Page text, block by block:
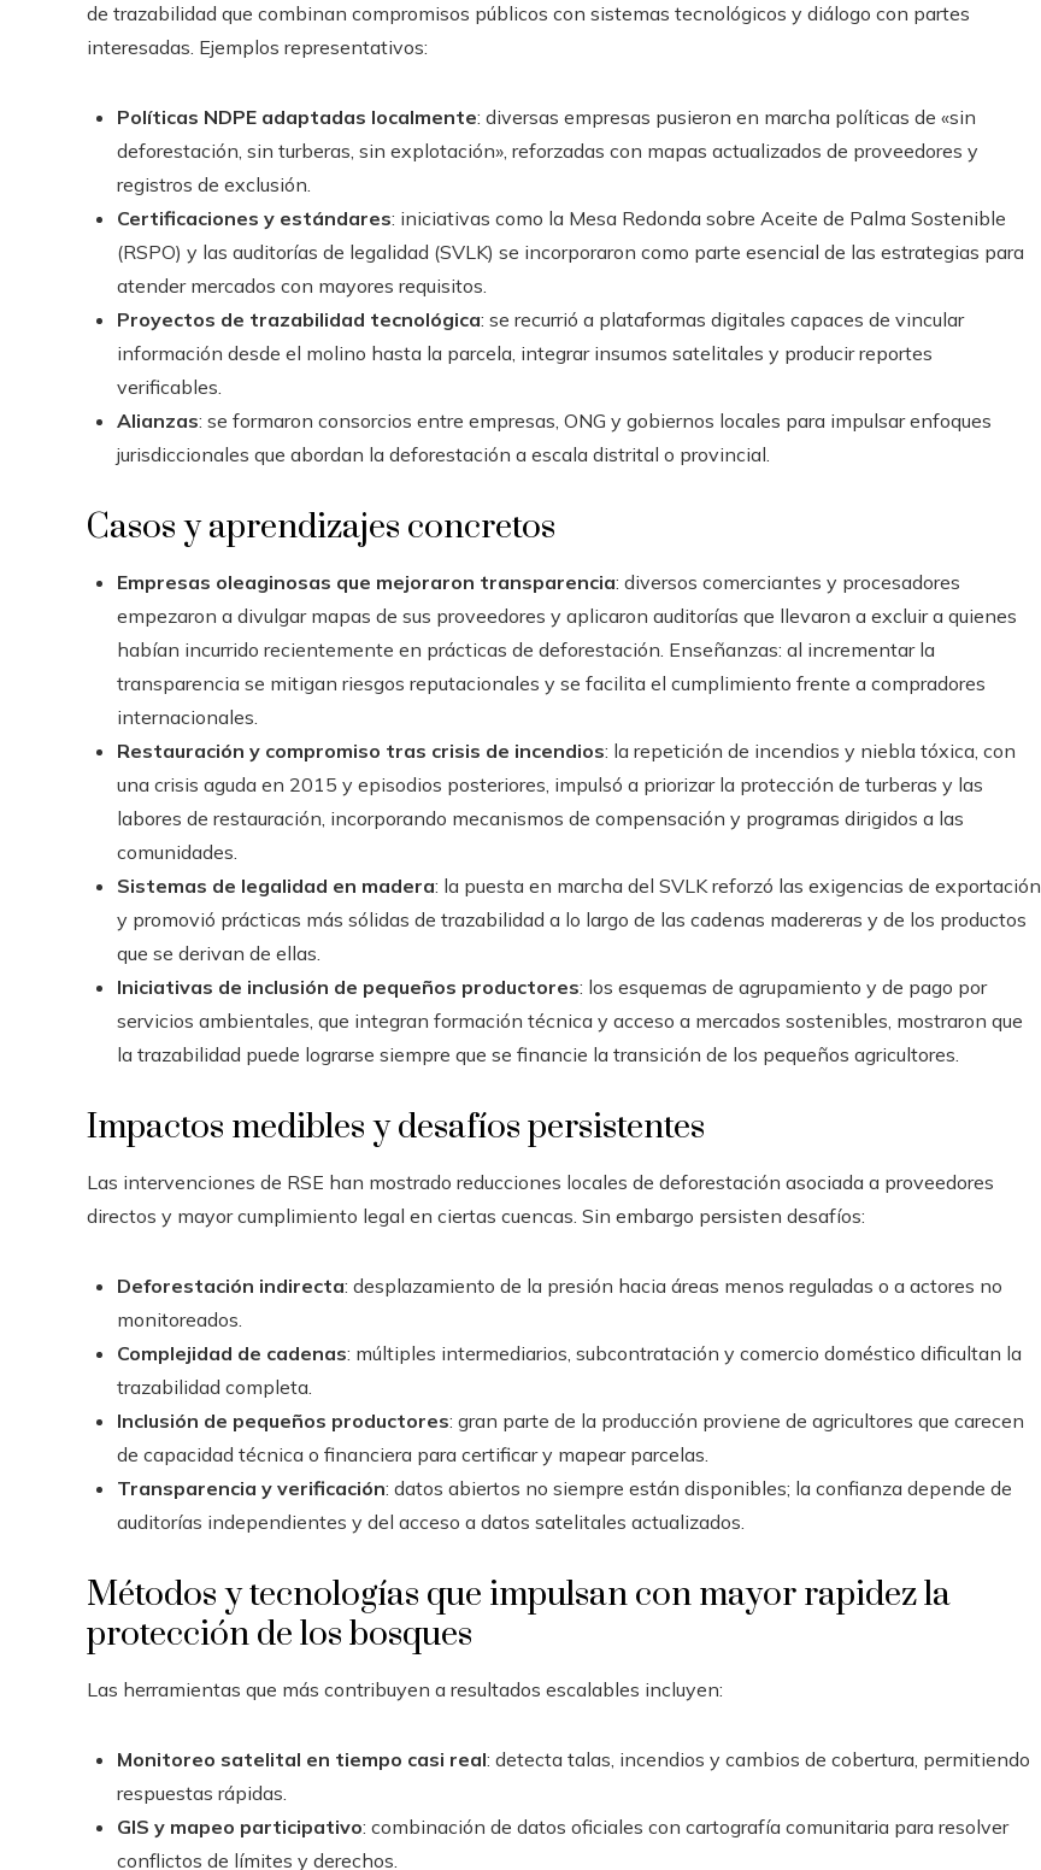
de trazabilidad que combinan compromisos públicos con sistemas tecnológicos y diálogo con partes
interesadas. Ejemplos representativos:
Políticas NDPE adaptadas localmente: diversas empresas pusieron en marcha políticas de «sin
deforestación, sin turberas, sin explotación», reforzadas con mapas actualizados de proveedores y
registros de exclusión.
Certificaciones y estándares: iniciativas como la Mesa Redonda sobre Aceite de Palma Sostenible
(RSPO) y las auditorías de legalidad (SVLK) se incorporaron como parte esencial de las estrategias para
atender mercados con mayores requisitos.
Proyectos de trazabilidad tecnológica: se recurrió a plataformas digitales capaces de vincular
información desde el molino hasta la parcela, integrar insumos satelitales y producir reportes
verificables.
Alianzas: se formaron consorcios entre empresas, ONG y gobiernos locales para impulsar enfoques
jurisdiccionales que abordan la deforestación a escala distrital o provincial.
Casos y aprendizajes concretos
Empresas oleaginosas que mejoraron transparencia: diversos comerciantes y procesadores
empezaron a divulgar mapas de sus proveedores y aplicaron auditorías que llevaron a excluir a quienes
habían incurrido recientemente en prácticas de deforestación. Enseñanzas: al incrementar la
transparencia se mitigan riesgos reputacionales y se facilita el cumplimiento frente a compradores
internacionales.
Restauración y compromiso tras crisis de incendios: la repetición de incendios y niebla tóxica, con
una crisis aguda en 2015 y episodios posteriores, impulsó a priorizar la protección de turberas y las
labores de restauración, incorporando mecanismos de compensación y programas dirigidos a las
comunidades.
Sistemas de legalidad en madera: la puesta en marcha del SVLK reforzó las exigencias de exportación
y promovió prácticas más sólidas de trazabilidad a lo largo de las cadenas madereras y de los productos
que se derivan de ellas.
Iniciativas de inclusión de pequeños productores: los esquemas de agrupamiento y de pago por
servicios ambientales, que integran formación técnica y acceso a mercados sostenibles, mostraron que
la trazabilidad puede lograrse siempre que se financie la transición de los pequeños agricultores.
Impactos medibles y desafíos persistentes
Las intervenciones de RSE han mostrado reducciones locales de deforestación asociada a proveedores
directos y mayor cumplimiento legal en ciertas cuencas. Sin embargo persisten desafíos:
Deforestación indirecta: desplazamiento de la presión hacia áreas menos reguladas o a actores no
monitoreados.
Complejidad de cadenas: múltiples intermediarios, subcontratación y comercio doméstico dificultan la
trazabilidad completa.
Inclusión de pequeños productores: gran parte de la producción proviene de agricultores que carecen
de capacidad técnica o financiera para certificar y mapear parcelas.
Transparencia y verificación: datos abiertos no siempre están disponibles; la confianza depende de
auditorías independientes y del acceso a datos satelitales actualizados.
Métodos y tecnologías que impulsan con mayor rapidez la
protección de los bosques
Las herramientas que más contribuyen a resultados escalables incluyen:
Monitoreo satelital en tiempo casi real: detecta talas, incendios y cambios de cobertura, permitiendo
respuestas rápidas.
GIS y mapeo participativo: combinación de datos oficiales con cartografía comunitaria para resolver
conflictos de límites y derechos.